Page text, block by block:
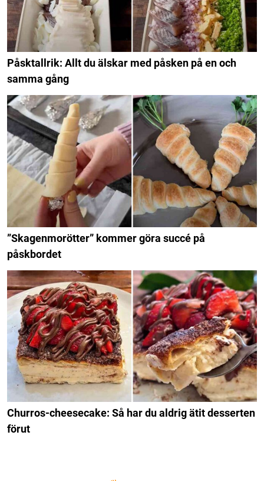
Påsktallrik: Allt du älskar med påsken på en och
samma gång
”Skagenmorötter” kommer göra succé på
påskbordet
Churros-cheesecake: Så har du aldrig ätit desserten
förut